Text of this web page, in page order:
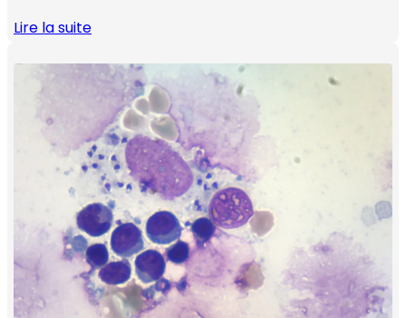
Lire la suite